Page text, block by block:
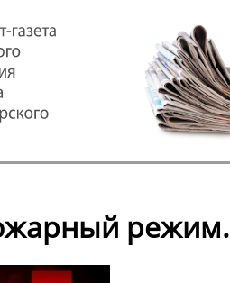
режим.